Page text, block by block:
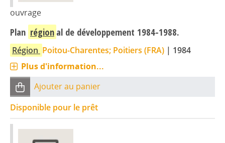
ouvrage
Plan région al de développement 1984-1988.
Région Poitou-Charentes; Poitiers (FRA) | 1984
Plus d'information...
Ajouter au panier
Disponible pour le prêt